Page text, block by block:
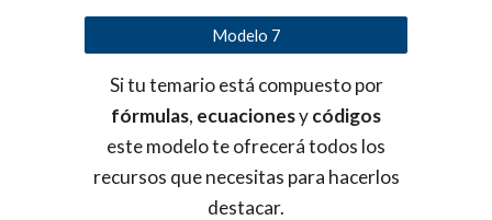
Modelo 7
Si tu temario está compuesto por
fórmulas, ecuacionesycódigos
este modelo te ofrecerá todos los
recursos que necesitas para hacerlos
destacar.